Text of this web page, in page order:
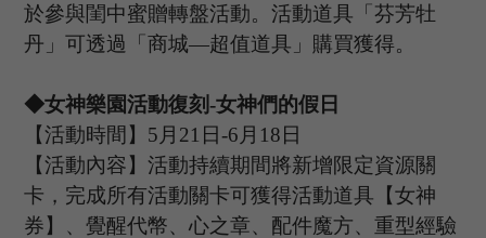
於參與閨中蜜贈轉盤活動。活動道具 「芬芳牡
丹」可透過 「商城—超值道具 」 購買獲得。
◆女神樂園活動復刻-女神們的假日
【活動時間】 5 月 21 日-6 月 18日
【活動內容】活動持續期間將新增限定資源關
卡，完成所有活動關卡可獲得活動道具【女神
券】、覺醒代幣、心之章、配件魔方、重型經驗